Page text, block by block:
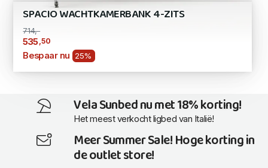
SPACIO WACHTKAMERBANK 4-ZITS
714,-
535 ,50
Bespaar nu 25%
Vela Sunbed nu met 18% korting!
Het meest verkocht ligbed van Italië!
Meer Summer Sale! Hoge korting in
de outlet store!